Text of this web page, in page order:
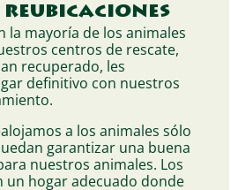
reubicaciones
la mayoría de los animales
centros de rescate,
recuperado, les
definitivo con nuestros
a los animales sólo
garantizar una buena
nuestros animales. Los
un hogar adecuado donde